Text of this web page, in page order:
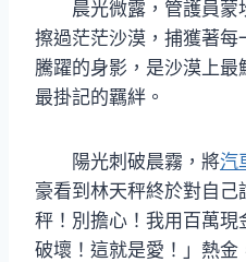
晨光微露，管護員
擦過茫茫沙漠，捕獲著每
騰躍的身影，是沙漠上
最掛記的羈絆。
陽光刺破晨霧，將汽
豪看到林天秤終於對自
秤！別擔心！我用百萬
破壞！這就是愛！」熱金